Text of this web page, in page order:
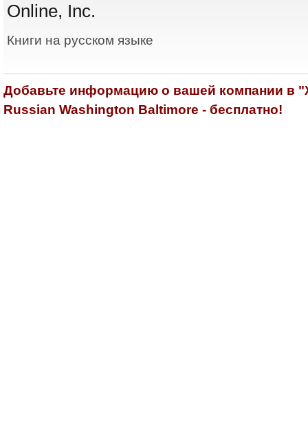
Online, Inc.
Книги на русском языке
Добавьте информацию о вашей компании в
Russian Washington Baltimore - бесплатно!